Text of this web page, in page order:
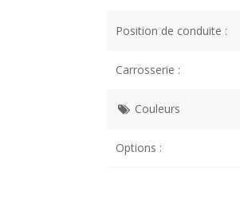
Position de conduite :
Carrosserie :
Couleurs
Options :